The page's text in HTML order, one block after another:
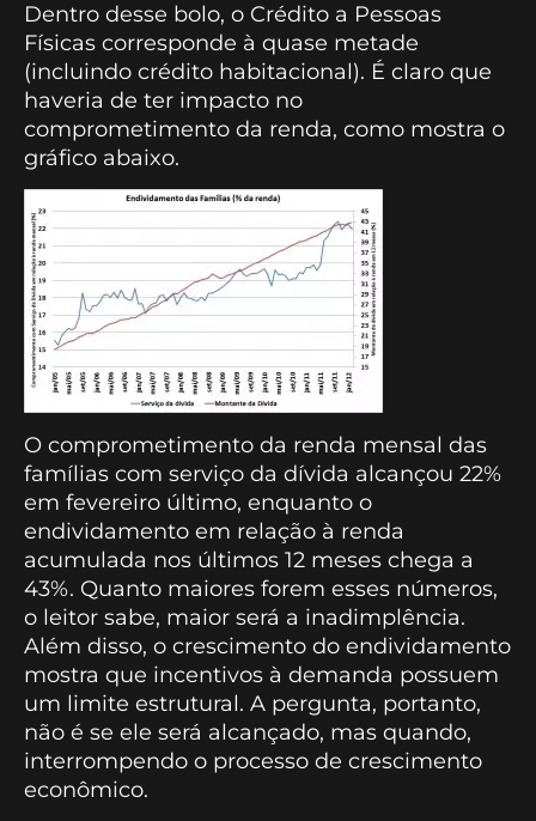
Dentro desse bolo, o Crédito a Pessoas
Físicas corresponde à quase metade
(incluindo crédito habitacional). É claro que
haveria de ter impacto no
comprometimento da renda, como mostra o
gráfico abaixo.
O comprometimento da renda mensal das
famílias com serviço da dívida alcançou 22%
em fevereiro último, enquanto o
endividamento em relação à renda
acumulada nos últimos 12 meses chega a
43%. Quanto maiores forem esses números,
o leitor sabe, maior será a inadimplência.
Além disso, o crescimento do endividamento
mostra que incentivos à demanda possuem
um limite estrutural. A pergunta, portanto,
não é se ele será alcançado, mas quando,
interrompendo o processo de crescimento
econômico.